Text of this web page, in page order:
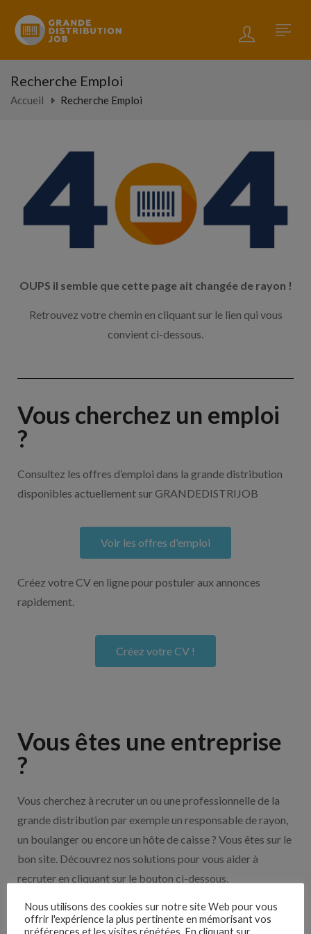
Recherche Emploi
Accueil Recherche Emploi
OUPS il semble que cette page ait changée de rayon !
Retrouvez votre chemin en cliquant sur le lien qui vous
convient ci-dessous.
Vous cherchez un emploi
?
Consultez les offres d’emploi dans la grande distribution
disponibles actuellement sur GRANDEDISTRIJOB
Voir les offres d'emploi
Créez votre CV en ligne pour postuler aux annonces
rapidement.
Créez votre CV !
Vous êtes une entreprise
?
Vous cherchez à recruter un ou une professionnelle de la
grande distribution par exemple un responsable de rayon,
un boulanger ou encore un hôte de caisse ? Vous êtes sur le
bon site. Découvrez nos solutions pour vous aider à
recruter en cliquant sur le bouton ci-dessous.
Nos solutions entreprises
Nous utilisons des cookies sur notre site Web pour vous
offrir l'expérience la plus pertinente en mémorisant vos
préférences et les visites répétées. En cliquant sur